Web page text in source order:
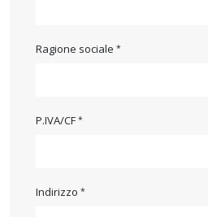
Ragione sociale
P.IVA/CF
Indirizzo